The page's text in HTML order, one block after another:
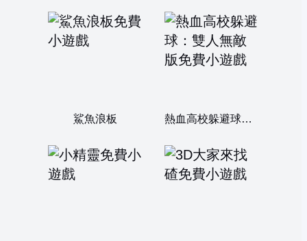
鯊魚浪板 熱血高校躲避球：雙人無敵版